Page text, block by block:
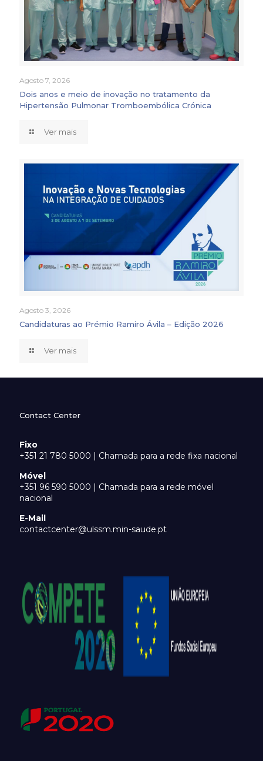
Agosto 7, 2026
Dois anos e meio de inovação no tratamento da
Hipertensão Pulmonar Tromboembólica Crónica
Ver mais
Agosto 3, 2026
Candidaturas ao Prémio Ramiro Ávila – Edição 2026
Ver mais
Contact Center
Fixo
+351 21 780 5000 | Chamada para a rede fixa nacional
Móvel
+351 96 590 5000 | Chamada para a rede móvel
nacional
E-Mail
contactcenter@ulssm.min-saude.pt